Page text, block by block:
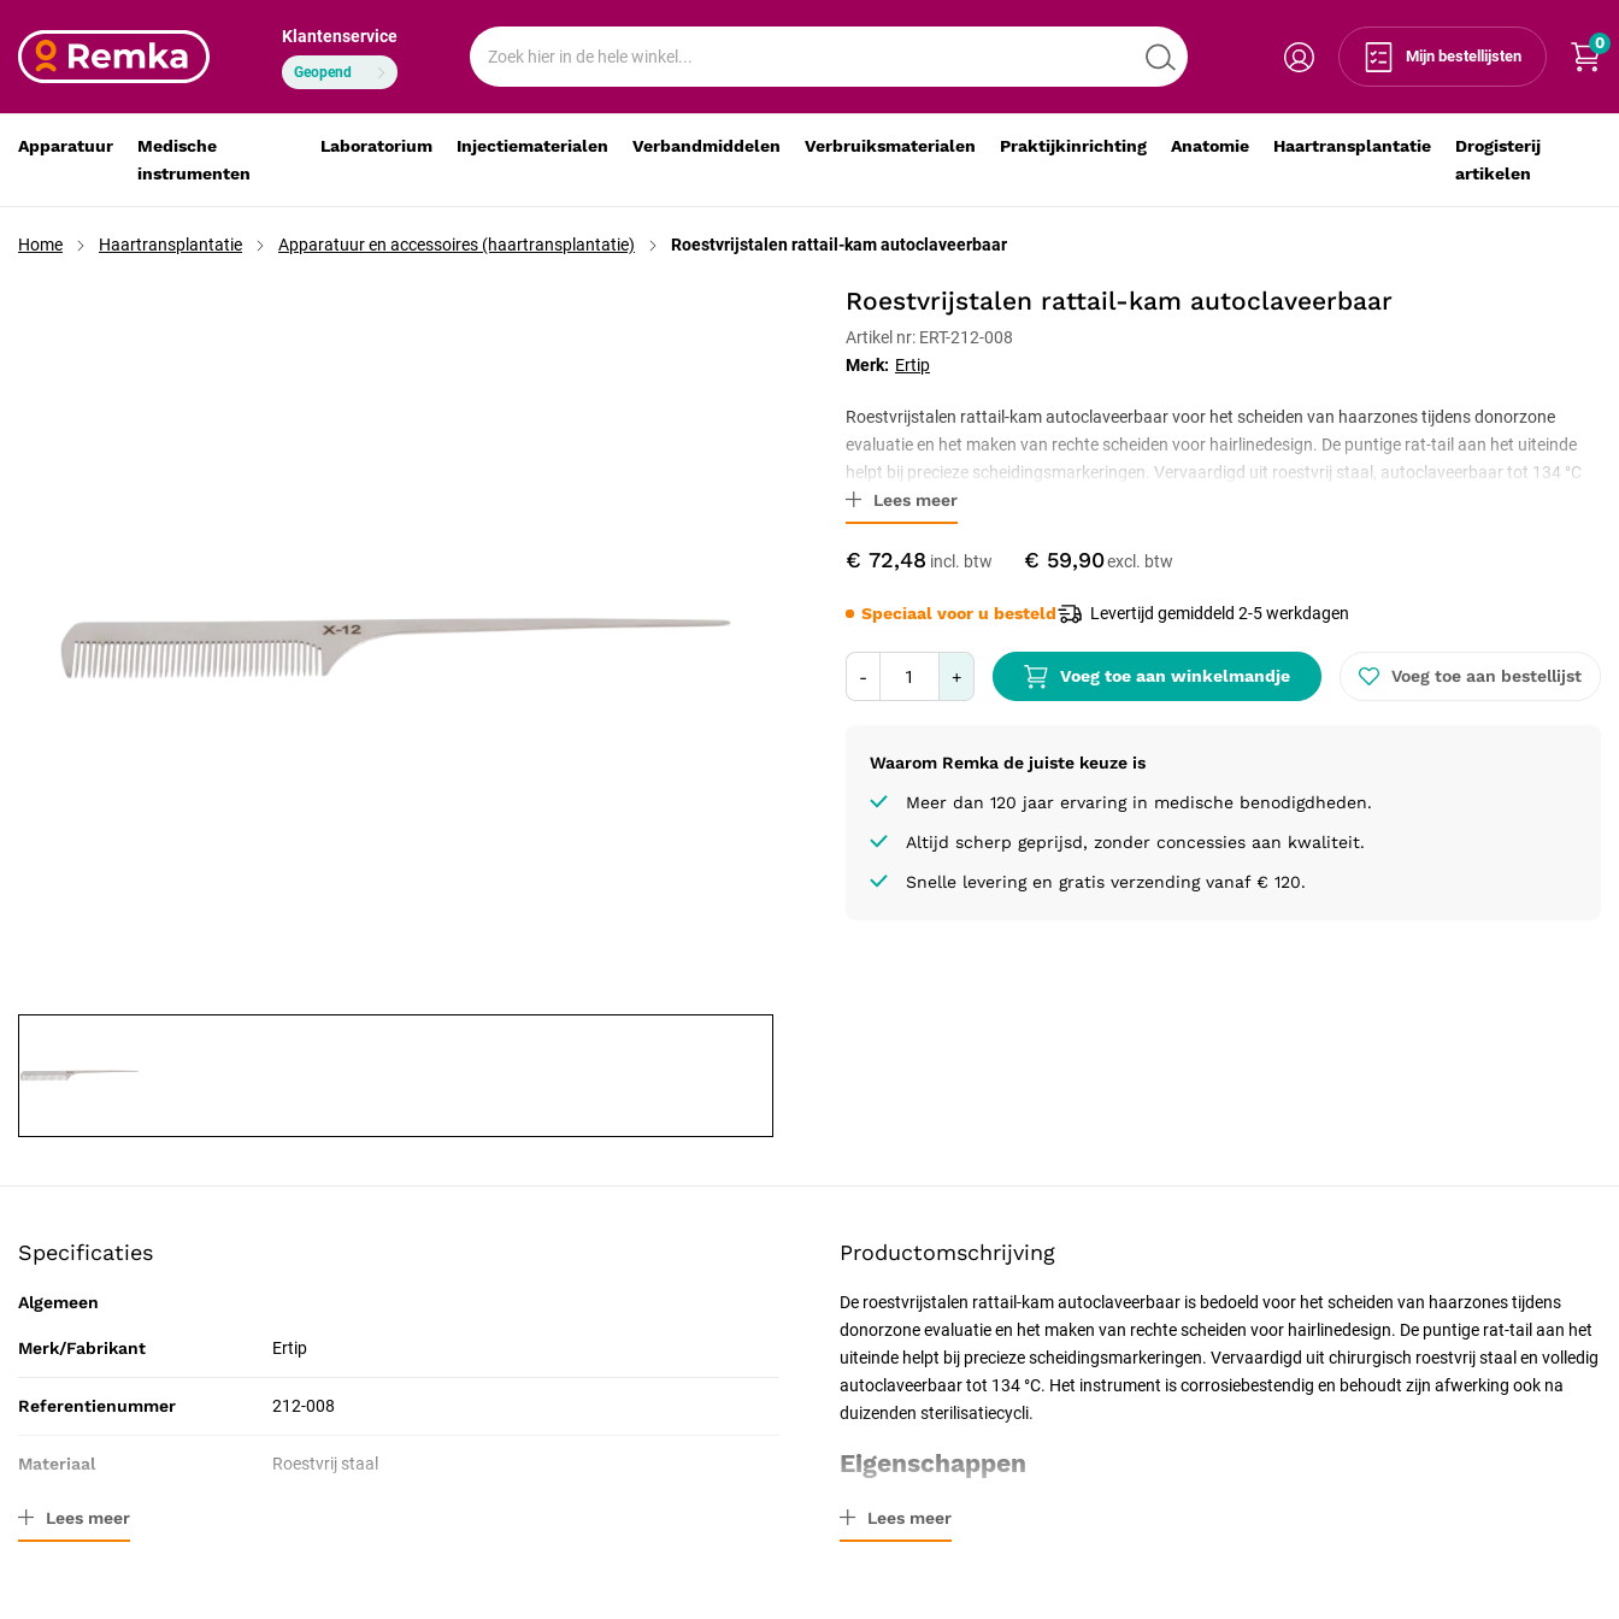
Mijn bestellijsten
0
Klantenservice
Geopend
Apparatuur
Medische
instrumenten
Laboratorium Injectiematerialen Verbandmiddelen Verbruiksmaterialen Praktijkinrichting Anatomie Haartransplantatie
Drogisterij
artikelen
Home Haartransplantatie Apparatuur en accessoires (haartransplantatie) Roestvrijstalen rattail-kam autoclaveerbaar
Roestvrijstalen rattail-kam autoclaveerbaar
€ 72,48 € 59,90
Roestvrijstalen rattail-kam autoclaveerbaar
€ 72,48
€ 59,90
- Voeg toe aan winkelmandje
- + Voeg toe aan winkelmandje Voeg toe aan bestellijst
Merk: Ertip
Waarom Remka de juiste keuze is
Meer dan 120 jaar ervaring in medische benodigdheden.
Altijd scherp geprijsd, zonder concessies aan kwaliteit.
Snelle levering en gratis verzending vanaf € 120.
Artikel nr: ERT-212-008
Speciaal voor u besteld Levertijd gemiddeld 2-5 werkdagen
Roestvrijstalen rattail-kam autoclaveerbaar voor het scheiden van haarzones tijdens donorzone
evaluatie en het maken van rechte scheiden voor hairlinedesign. De puntige rat-tail aan het uiteinde
helpt bij precieze scheidingsmarkeringen. Vervaardigd uit roestvrij staal, autoclaveerbaar tot 134 °C
en corrosiebestendig. CE-gecertificeerd medisch hulpmiddel.
Lees meer
Specificaties
Algemeen
Merk/Fabrikant Ertip
Referentienummer 212-008
Materiaal Roestvrij staal
Resorbeerbaar (hechtdraad)
Lees meer
Productomschrijving
De roestvrijstalen rattail-kam autoclaveerbaar is bedoeld voor het scheiden van haarzones tijdens
donorzone evaluatie en het maken van rechte scheiden voor hairlinedesign. De puntige rat-tail aan het
uiteinde helpt bij precieze scheidingsmarkeringen. Vervaardigd uit chirurgisch roestvrij staal en volledig
autoclaveerbaar tot 134 °C. Het instrument is corrosiebestendig en behoudt zijn afwerking ook na
duizenden sterilisatiecycli.
Eigenschappen
scheiden voor hairlinedesign. De puntige rat-tail aan het uiteinde helpt bij precieze
Lees meer